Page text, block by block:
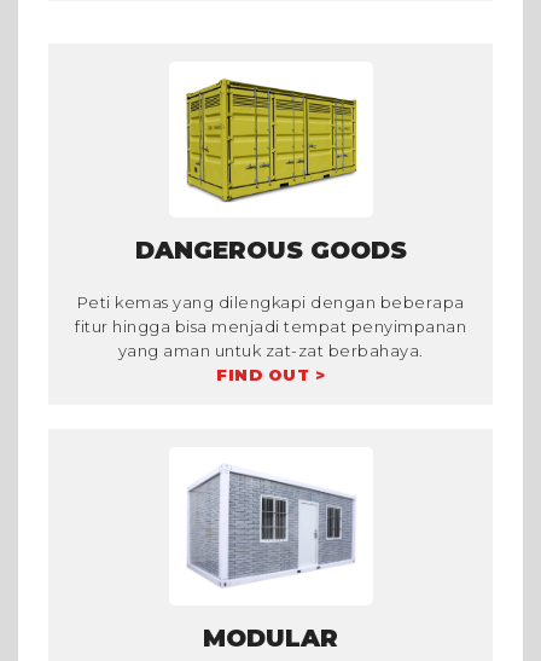
DANGEROUS GOODS
Peti kemas yang dilengkapi dengan beberapa
fitur hingga bisa menjadi tempat penyimpanan
yang aman untuk zat-zat berbahaya.
FIND OUT >
MODULAR